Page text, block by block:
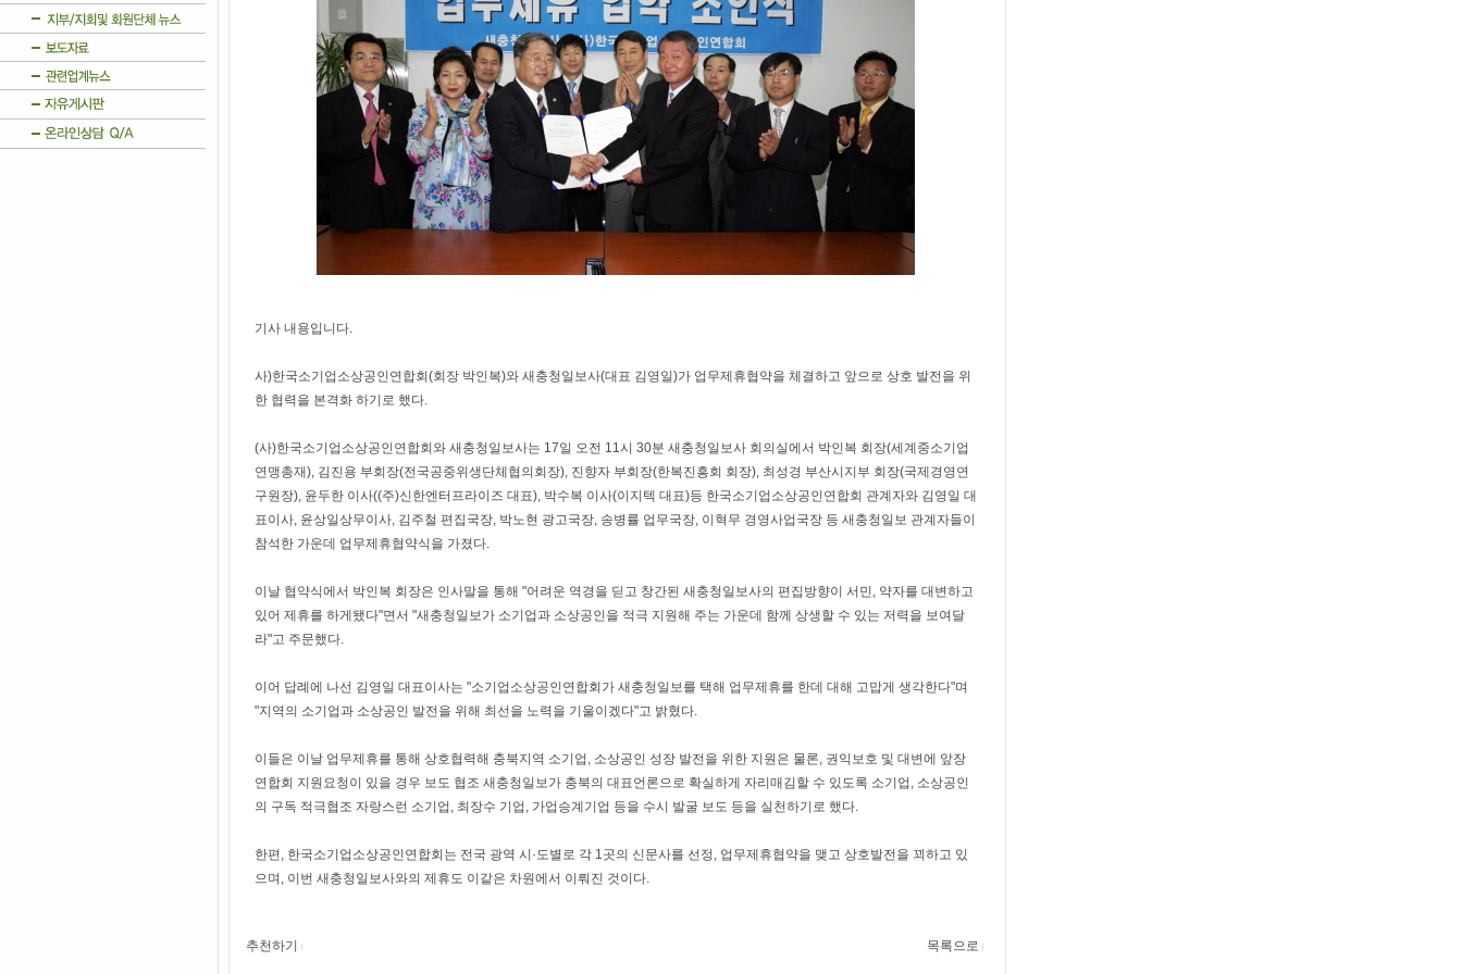
기사 내용입니다.
사)한국소기업소상공인연합회(회장 박인복)와 새충청일보사(대표 김영일)가 업무제휴협약을 체결하고 앞으로 상호 발전을 위
한 협력을 본격화 하기로 했다.
(사)한국소기업소상공인연합회와 새충청일보사는 17일 오전 11시 30분 새충청일보사 회의실에서 박인복 회장(세계중소기업
연맹총재), 김진용 부회장(전국공중위생단체협의회장), 진향자 부회장(한복진흥회 회장), 최성경 부산시지부 회장(국제경영연
구원장), 윤두한 이사((주)신한엔터프라이즈 대표), 박수복 이사(이지텍 대표)등 한국소기업소상공인연합회 관계자와 김영일 대
표이사, 윤상일상무이사, 김주철 편집국장, 박노현 광고국장, 송병률 업무국장, 이혁무 경영사업국장 등 새충청일보 관계자들이
참석한 가운데 업무제휴협약식을 가졌다.
이날 협약식에서 박인복 회장은 인사말을 통해 "어려운 역경을 딛고 창간된 새충청일보사의 편집방향이 서민, 약자를 대변하고
있어 제휴를 하게됐다"면서 "새충청일보가 소기업과 소상공인을 적극 지원해 주는 가운데 함께 상생할 수 있는 저력을 보여달
라"고 주문했다.
이어 답례에 나선 김영일 대표이사는 "소기업소상공인연합회가 새충청일보를 택해 업무제휴를 한데 대해 고맙게 생각한다"며
"지역의 소기업과 소상공인 발전을 위해 최선을 노력을 기울이겠다"고 밝혔다.
이들은 이날 업무제휴를 통해 상호협력해 충북지역 소기업, 소상공인 성장 발전을 위한 지원은 물론, 권익보호 및 대변에 앞장
연합회 지원요청이 있을 경우 보도 협조 새충청일보가 충북의 대표언론으로 확실하게 자리매김할 수 있도록 소기업, 소상공인
의 구독 적극협조 자랑스런 소기업, 최장수 기업, 가업승계기업 등을 수시 발굴 보도 등을 실천하기로 했다.
한편, 한국소기업소상공인연합회는 전국 광역 시·도별로 각 1곳의 신문사를 선정, 업무제휴협약을 맺고 상호발전을 꾀하고 있
으며, 이번 새충청일보사와의 제휴도 이같은 차원에서 이뤄진 것이다.
추천하기 목록으로